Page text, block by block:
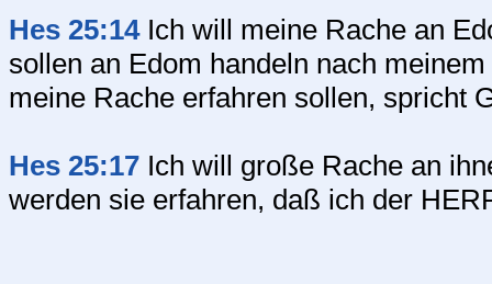
Hes 25:14Ich will meine Rache an
sollen an Edom handeln nach
meine Rache erfahren sollen, spricht
Hes 25:17 Ich will große Rache an
werden sie erfahren, daß ich der